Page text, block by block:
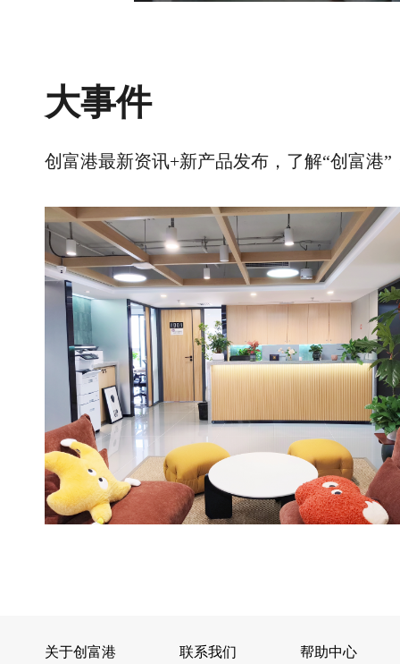
大事件
创富港最新资讯+新产品发布，了解“创富港
关于创富港
联系我们
帮助中心